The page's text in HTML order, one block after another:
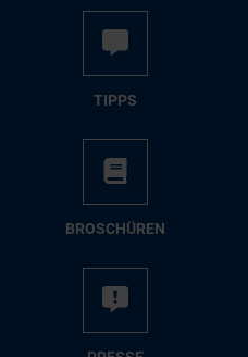
TIPPS
BRO­SCHÜ­REN